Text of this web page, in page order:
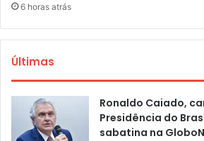
6 horas atrás
Últimas
Ronaldo Caiado,
Presidência do
sabatina na